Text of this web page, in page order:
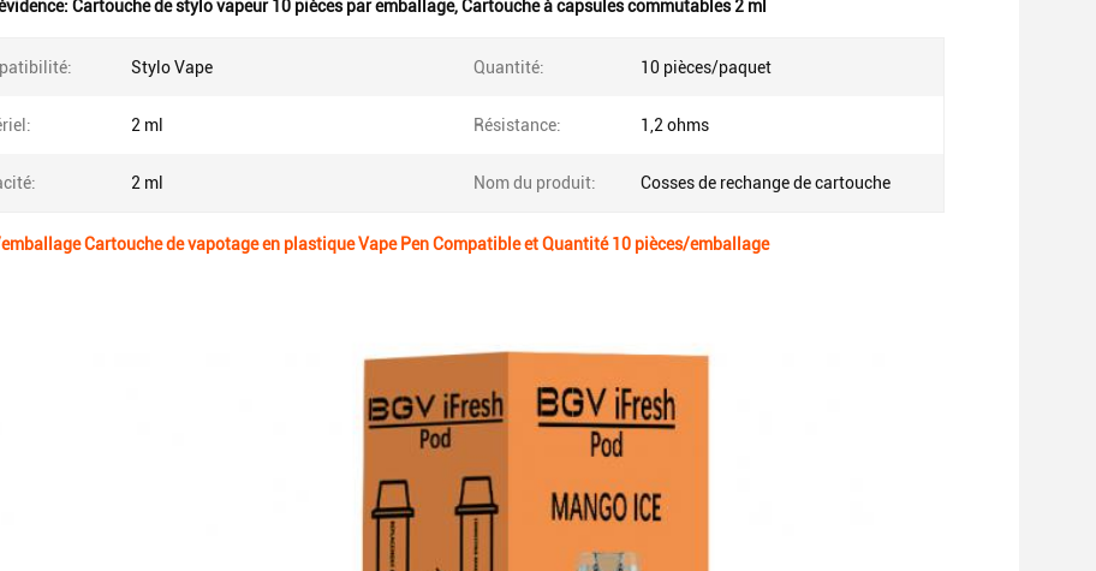
Cartouche de stylo vapeur 10 pièces par emballage,Cartouche à capsules commutables 2 ml
Stylo Vape Quantité: 10 pièces/paquet
2 ml Résistance: 1,2 ohms
2 ml Nom du produit: Cosses de rechange de cartouche
Cartouche de vapotage en plastique Vape Pen Compatible et Quantité 10 pièces/emballage